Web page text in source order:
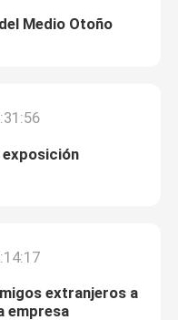
Medio Otoño
exposición
extranjeros a
empresa